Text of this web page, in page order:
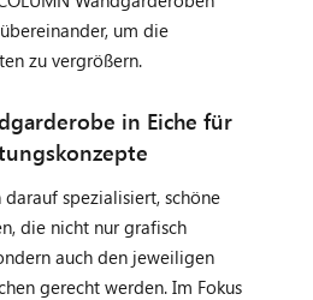
um die
zu vergrößern.
in Eiche für
spezialisiert, schöne
die nicht nur grafisch
auch den jeweiligen
gerecht werden. Im Fokus